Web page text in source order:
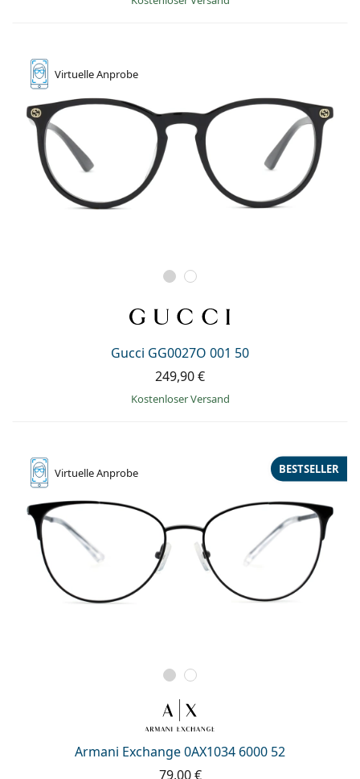
VirtuelleAnprobe
Gucci GG0027O 001 50
249,90 €
Kostenloser Versand
VirtuelleAnprobe
Armani Exchange 0AX1034 6000 52
BESTSELLER
79,00 €